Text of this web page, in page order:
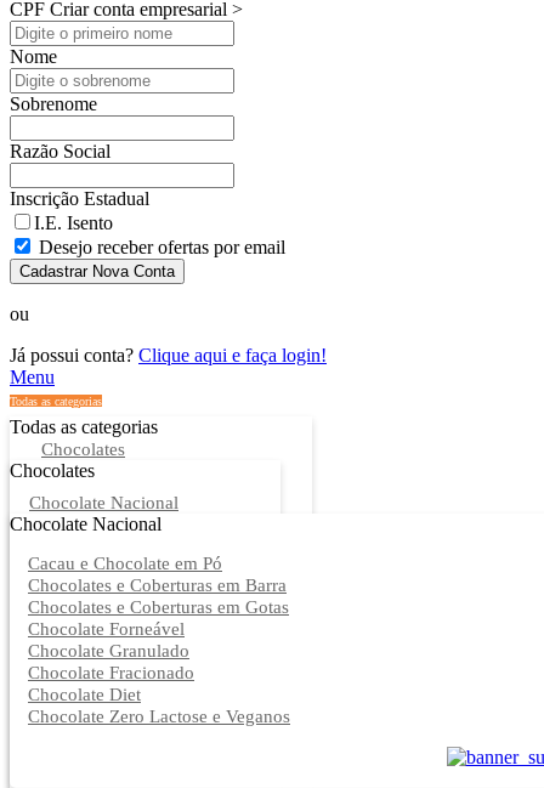
CPF Criar conta empresarial >
Nome
Sobrenome
Razão Social
Inscrição Estadual
I.E. Isento
Desejo receber ofertas por email
Cadastrar Nova Conta
ou
Já possui conta? Clique aqui e faça login!
Menu
Todas as categorias
Todas as categorias
Chocolates
Chocolates
Chocolate Nacional
Chocolate Nacional
Cacau e Chocolate em Pó
Chocolates e Coberturas em Barra
Chocolates e Coberturas em Gotas
Chocolate Forneável
Chocolate Granulado
Chocolate Fracionado
Chocolate Diet
Chocolate Zero Lactose e Veganos